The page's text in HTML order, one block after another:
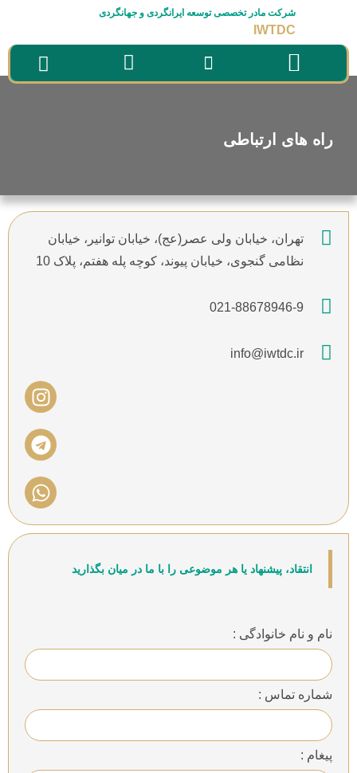
شرکت مادر تخصصی توسعه ایرانگردی و جهانگردی
IWTDC
راه های ارتباطی
تهران، خیابان ولی عصر(عج)، خیابان توانیر، خیابان
نظامی گنجوی، خیابان پیوند، کوچه پله هفتم، پلاک 10
021-88678946-9
info@iwtdc.ir
انتقاد، پیشنهاد یا هر موضوعی را با ما در میان بگذارید
نام و نام خانوادگی :
شماره تماس :
پیغام :